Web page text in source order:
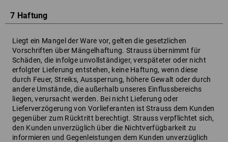
7 Haftung
Liegt ein Mangel der Ware vor, gelten die gesetzlichen
Vorschriften über Mängelhaftung. Strauss übernimmt für
Schäden, die infolge unvollständiger, verspäteter oder nicht
erfolgter Lieferung entstehen, keine Haftung, wenn diese
durch Feuer, Streiks, Aussperrung, höhere Gewalt oder durch
andere Umstände, die außerhalb unseres Einflussbereichs
liegen, verursacht werden. Bei nicht Lieferung oder
Lieferverzögerung von Vorlieferanten ist Strauss dem Kunden
gegenüber zum Rücktritt berechtigt. Strauss verpflichtet sich,
den Kunden unverzüglich über die Nichtverfügbarkeit zu
informieren und Gegenleistungen dem Kunden unverzüglich